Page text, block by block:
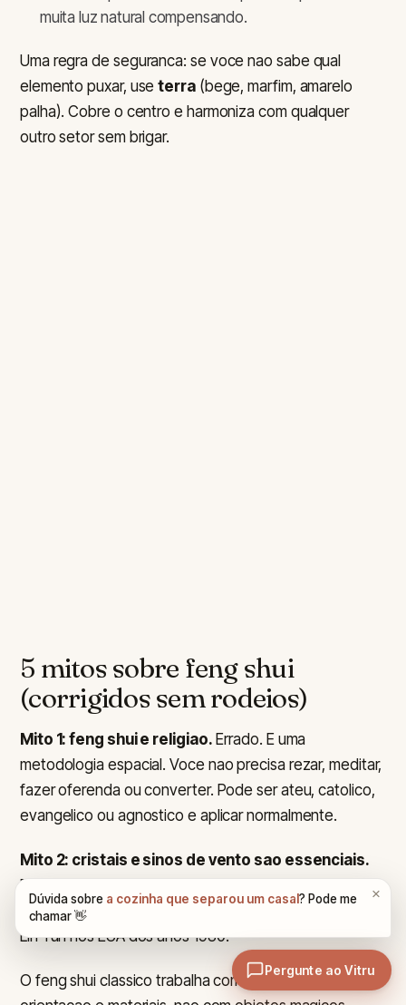
muita luz natural compensando.
Uma regra de seguranca: se voce nao sabe qual
elemento puxar, useterra(bege, marfim, amarelo
palha). Cobre o centro e harmoniza com qualquer
outro setor sem brigar.
5 mitos sobre feng shui
(corrigidos sem rodeios)
Mito 1: feng shui e religiao. Errado. E uma
metodologia espacial. Voce nao precisa rezar, meditar,
fazer oferenda ou converter. Pode ser ateu, catolico,
evangelico ou agnostico e aplicar normalmente.
Mito 2: cristais e sinos de vento sao essenciais.
Errado. Cristais e sinos chegaram com o Black Sect
Tantric Buddhism, vertente popularizada pelo mestre
Lin Yun nos EUA dos anos 1980.
O feng shui classico trabalha com geometria,